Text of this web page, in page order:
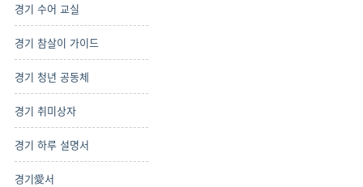
경기 수어 교실
경기 참살이 가이드
경기 청년 공동체
경기 취미상자
경기 하루 설명서
경기愛서